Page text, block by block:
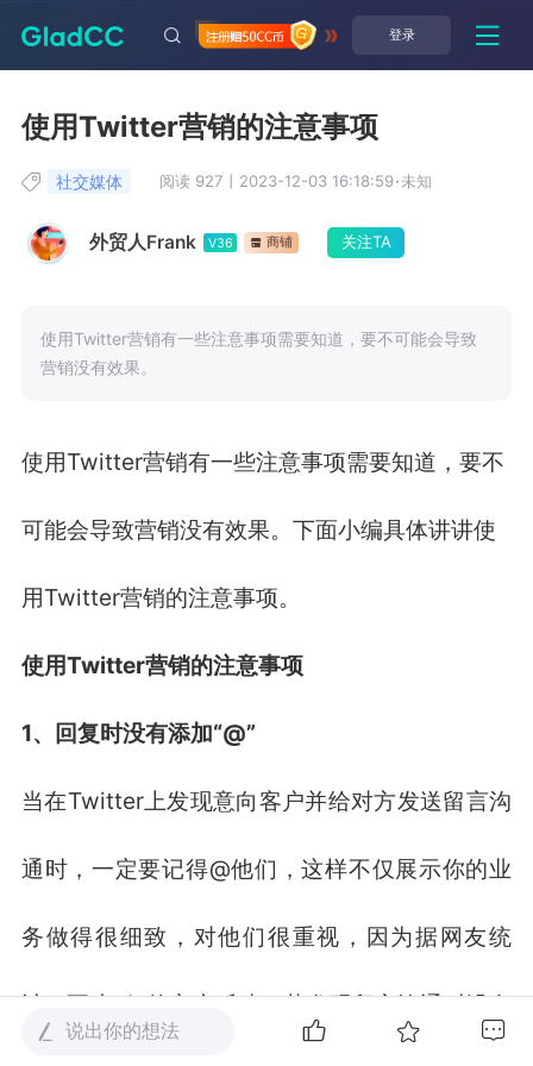
登录
使用Twitter营销的注意事项
外贸人Frank V36 商铺 关注TA
社交媒体 阅读 927 2023-12-03 16:18:59·未知
使用Twitter营销有一些注意事项需要知道，要不可能会导致
营销没有效果。
使用Twitter营销有一些注意事项需要知道，要不
可能会导致营销没有效果。下面小编具体讲讲使
用Twitter营销的注意事项。
使用Twitter营销的注意事项
1、回复时没有添加“@”
当在Twitter上发现意向客户并给对方发送留言沟
通时，一定要记得@他们，这样不仅展示你的业
务做得很细致，对他们很重视，因为据网友统
计，至少1/3的客户反映，若发现留言沟通时没有
说出你的想法